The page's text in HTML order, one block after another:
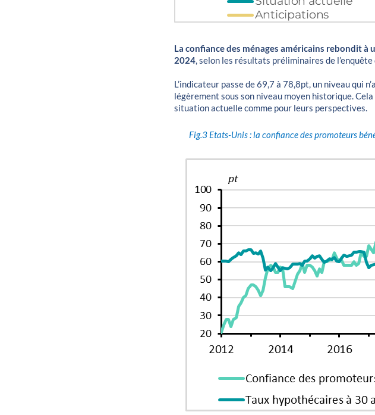
La confiance des ménages américains rebondit
2024, selon les résultats préliminaires de
L’indicateur passe de 69,7 à 78,8pt, un niveau qui
légèrement sous son niveau moyen historique.
situation actuelle comme pour leurs perspectives.
Fig.3 Etats-Unis : la confiance des promoteurs